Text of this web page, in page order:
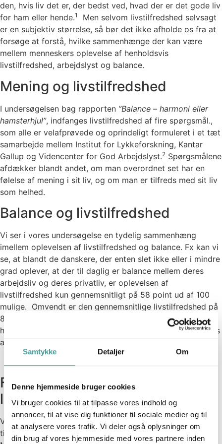
Samtykke Detaljer Om
Denne hjemmeside bruger cookies
Vi bruger cookies til at tilpasse vores indhold og
annoncer, til at vise dig funktioner til sociale medier og til
at analysere vores trafik. Vi deler også oplysninger om
din brug af vores hjemmeside med vores partnere inden
den, hvis liv det er, der bedst ved, hvad der er det gode liv
for ham eller hende.1
Men selvom livstilfredshed selvsagt
er en subjektiv størrelse, så bør det ikke afholde os fra at
forsøge at forstå, hvilke sammenhænge der kan være
mellem menneskers oplevelse af henholdsvis
livstilfredshed, arbejdslyst og balance.
Mening og livstilfredshed
I undersøgelsen bag rapporten ”Balance – harmoni eller
hamsterhjul”, indfanges livstilfredshed af fire spørgsmål.,
som alle er velafprøvede og oprindeligt formuleret i et tæt
samarbejde mellem Institut for Lykkeforskning, Kantar
Gallup og Videncenter for God Arbejdslyst.2 Spørgsmålene
afdækker blandt andet, om man overordnet set har en
følelse af mening i sit liv, og om man er tilfreds med sit liv
som helhed.
Balance og livstilfredshed
Vi ser i vores undersøgelse en tydelig sammenhæng
imellem oplevelsen af livstilfredshed og balance. Fx kan vi
se, at blandt de danskere, der enten slet ikke eller i mindre
grad oplever, at der til daglig er balance mellem deres
arbejdsliv og deres privatliv, er oplevelsen af
livstilfredshed kun gennemsnitligt på 58 point ud af 100
mulige. Omvendt er den gennemsnitlige livstilfredshed på
82 point blandt de respondenter, som i høj eller i meget
høj grad oplever, at der til daglig er balance mellem deres
arbejdsliv og privatliv.
Familien er vigtig for
livstilfredshed og balance
Vi ved, at opbakning fra hjemmefronten er vigtig i forhold
til oplevelsen af balance i arbejdslivet og i livet generelt.